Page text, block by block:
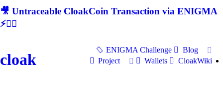
🎥 Untraceable CloakCoin Transaction via ENIGMA
⚡🕵‍♂
cloak
ENIGMA Challenge
Blog
Project
Wallets CloakWiki